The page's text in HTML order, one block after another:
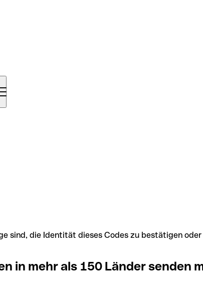
sind, die Identität dieses Codes zu bestätigen
in mehr als 150 Länder senden